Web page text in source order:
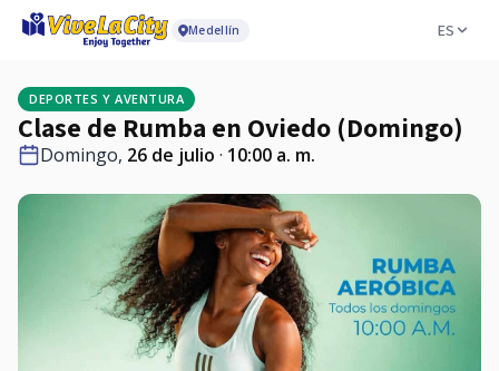
Medellín ES
DEPORTES Y AVENTURA
Clase de Rumba en Oviedo (Domingo)
Domingo, 26 de julio · 10:00 a. m.